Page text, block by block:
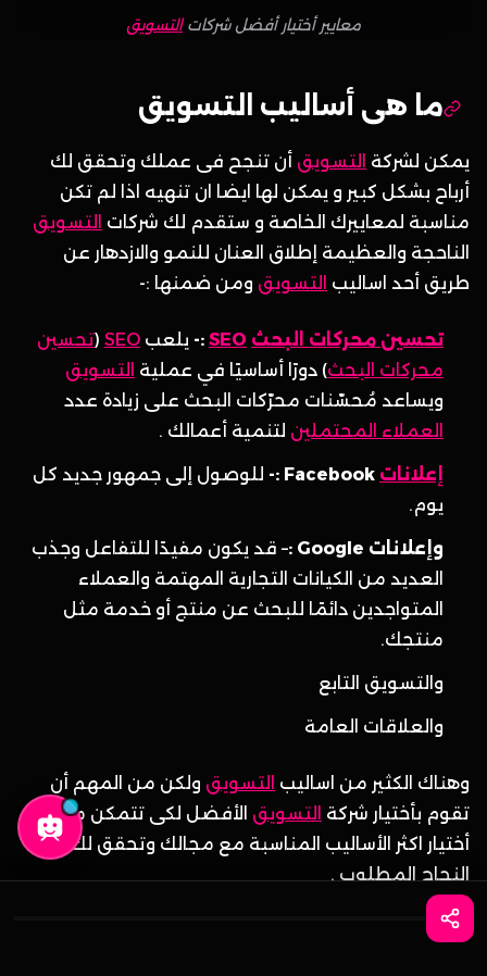
معايير أختيار أفضل شركاتالتسويق
ما هى أساليب التسويق
يمكن لشركة التسويق أن تنجح فى عملك وتحقق لك
أرباح بشكل كبير و يمكن لها ايضا ان تنهيه اذا لم تكن
مناسبة لمعاييرك الخاصة و ستقدم لك شركات التسويق
الناحجة والعظيمة إطلاق العنان للنمو والازدهار عن
طريق أحد اساليب التسويق ومن ضمنها :-
تحسين محركات البحث SEO
:- يلعب SEO
(تحسين
محركات البحث) دورًا أساسيًا في عملية التسويق
ويساعد مُحسّنات محرّكات البحث على زيادة عدد
العملاء المحتملين لتنمية أعمالك .
إعلانات
للوصول إلى جمهور جديد كل
يوم.
وإعلانات Google :
– قد يكون مفيدًا للتفاعل وجذب
العديد من الكيانات التجارية المهتمة والعملاء
المتواجدين دائمًا للبحث عن منتج أو خدمة مثل
منتجك.
والتسويق التابع
والعلاقات العامة
وهناك الكثير من اساليب التسويق ولكن من المهم أن
تقوم بأختيار شركة التسويق الأفضل لكى تتمكن من
أختيار اكثر الأساليب المناسبة مع مجالك وتحقق لك
النجاح المطلوب .
الخلاصة